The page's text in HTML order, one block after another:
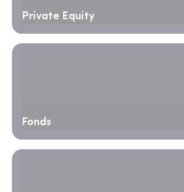
Private Equity
Fonds